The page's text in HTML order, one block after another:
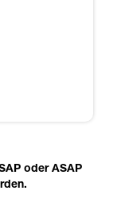
oder ASAP